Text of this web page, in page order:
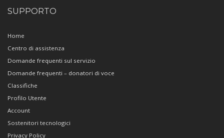
SUPPORTO
Home
Centro di assistenza
Domande frequenti sul servizio
Domande frequenti – donatori di voce
Classifiche
Profilo Utente
Account
Sostenitori tecnologici
Privacy Policy